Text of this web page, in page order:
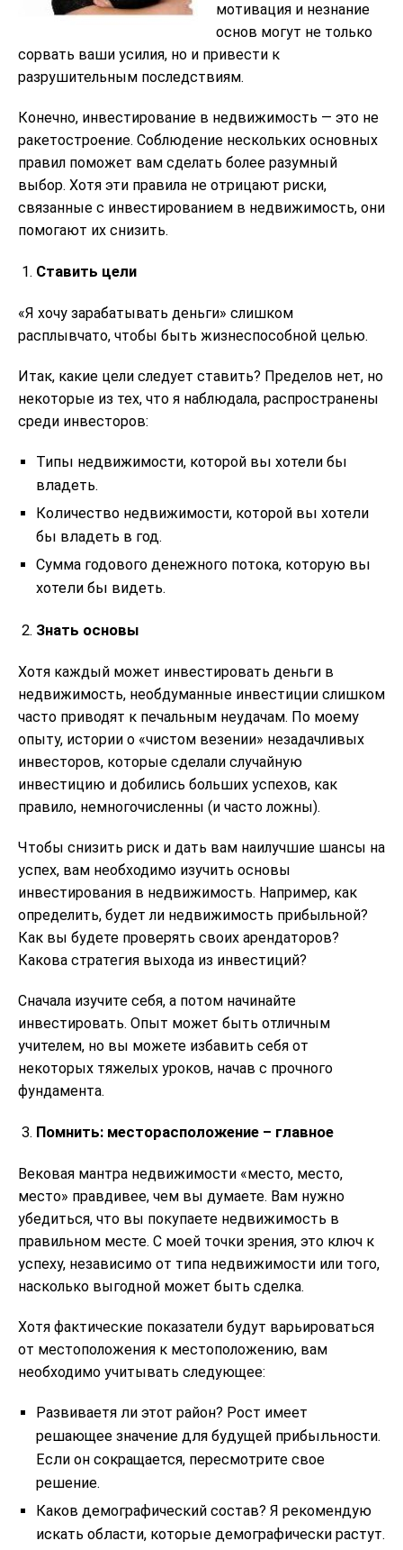
мотивация и незнание
основ могут не только
сорвать ваши усилия, но и привести к
разрушительным последствиям.
Конечно, инвестирование в недвижимость — это не
ракетостроение. Соблюдение нескольких основных
правил поможет вам сделать более разумный
выбор. Хотя эти правила не отрицают риски,
связанные с инвестированием в недвижимость, они
помогают их снизить.
Ставить цели
«Я хочу зарабатывать деньги» слишком
расплывчато, чтобы быть жизнеспособной целью.
Итак, какие цели следует ставить? Пределов нет, но
некоторые из тех, что я наблюдала, распространены
среди инвесторов:
Типы недвижимости, которой вы хотели бы
владеть.
Количество недвижимости, которой вы хотели
бы владеть в год.
Сумма годового денежного потока, которую вы
хотели бы видеть.
Знать основы
Хотя каждый может инвестировать деньги в
недвижимость, необдуманные инвестиции слишком
часто приводят к печальным неудачам. По моему
опыту, истории о «чистом везении» незадачливых
инвесторов, которые сделали случайную
инвестицию и добились больших успехов, как
правило, немногочисленны (и часто ложны).
Чтобы снизить риск и дать вам наилучшие шансы на
успех, вам необходимо изучить основы
инвестирования в недвижимость. Например, как
определить, будет ли недвижимость прибыльной?
Как вы будете проверять своих арендаторов?
Какова стратегия выхода из инвестиций?
Сначала изучите себя, а потом начинайте
инвестировать. Опыт может быть отличным
учителем, но вы можете избавить себя от
некоторых тяжелых уроков, начав с прочного
фундамента.
Помнить: месторасположение – главное
Вековая мантра недвижимости «место, место,
место» правдивее, чем вы думаете. Вам нужно
убедиться, что вы покупаете недвижимость в
правильном месте. С моей точки зрения, это ключ к
успеху, независимо от типа недвижимости или того,
насколько выгодной может быть сделка.
Хотя фактические показатели будут варьироваться
от местоположения к местоположению, вам
необходимо учитывать следующее:
Развиваетя ли этот район? Рост имеет
решающее значение для будущей прибыльности.
Если он сокращается, пересмотрите свое
решение.
Каков демографический состав? Я рекомендую
искать области, которые демографически растут.